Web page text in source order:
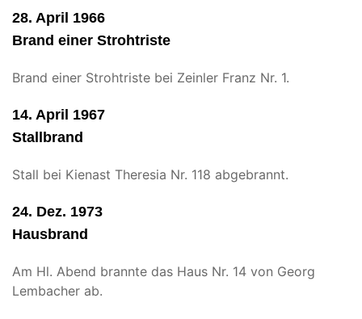
28. April 1966
Brand einer Strohtriste
Brand einer Strohtriste bei Zeinler Franz Nr. 1.
14. April 1967
Stallbrand
Stall bei Kienast Theresia Nr. 118 abgebrannt.
24. Dez. 1973
Hausbrand
Am Hl. Abend brannte das Haus Nr. 14 von Georg
Lembacher ab.